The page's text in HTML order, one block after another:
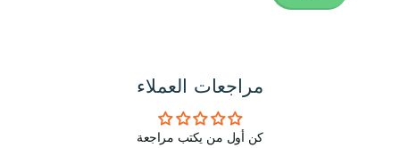
مراجعات العملاء
كن أول من يكتب مراجعة